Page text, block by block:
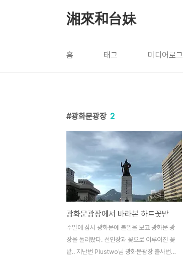
湘來和台妹
홈 태그 미디어로그
광화문광장 2
광화문광장에서 바라본 하트꽃밭
주말에 잠시 광화문에 볼일을 보고 광화문 광
장을 둘러봤다. 선인장과 꽃으로 이루어진 꽃
밭.. 지난번 Plustwo님 광화문광장 출사번